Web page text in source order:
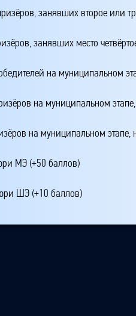
занявших второе или
занявших место
на муниципальном
на муниципальном
на муниципальном
МЭ (+50 баллов)
ШЭ (+10 баллов)